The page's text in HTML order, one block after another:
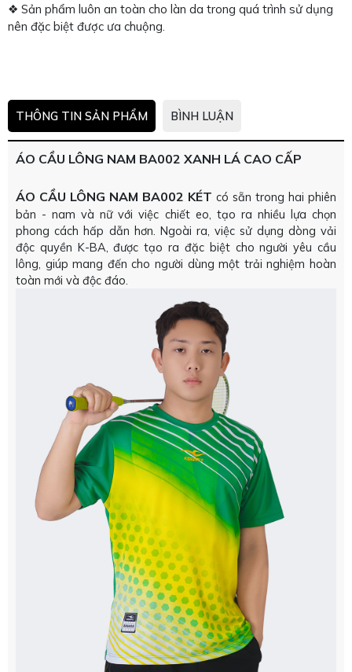
❖ Sản phẩm luôn an toàn cho làn da trong quá trình sử dụng
nên đặc biệt được ưa chuộng.
THÔNG TIN SẢN PHẨM BÌNH LUẬN
ÁO CẦU LÔNG NAM BA002 XANH LÁ CAO CẤP
ÁO CẦU LÔNG NAM BA002 KÉT có sẵn trong hai phiên
bản - nam và nữ với việc chiết eo, tạo ra nhiều lựa chọn
phong cách hấp dẫn hơn. Ngoài ra, việc sử dụng dòng vải
độc quyền K-BA, được tạo ra đặc biệt cho người yêu cầu
lông, giúp mang đến cho người dùng một trải nghiệm hoàn
toàn mới và độc đáo.